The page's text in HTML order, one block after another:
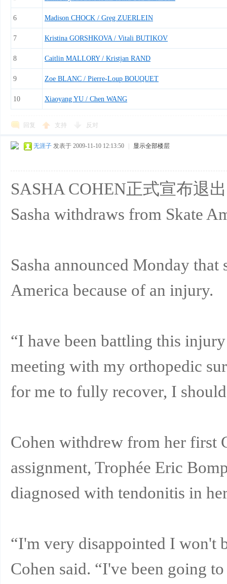
6 Madison CHOCK / Greg ZUERLEIN
7 Kristina GORSHKOVA / Vitali BUTIKOV
8 Caitlin MALLORY / Kristjan RAND
9 Zoe BLANC / Pierre-Loup BOUQUET
10 Xiaoyang YU / Chen WANG
回复 支持 反对
无涯子 发表于 2009-11-10 12:13:50 显示全部楼层
SASHA COHEN正式宣布退
Sasha withdraws from Skate
Sasha announced Monday
America because of an injury.
“I have been battling this
meeting with my orthopedic
for me to fully recover, I
Cohen withdrew from her first
assignment, Trophée Eric
diagnosed with tendonitis in
“I'm very disappointed I won't
Cohen said. “I've been going